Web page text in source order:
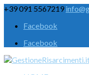
+39 091 5567219
Facebook
Facebook